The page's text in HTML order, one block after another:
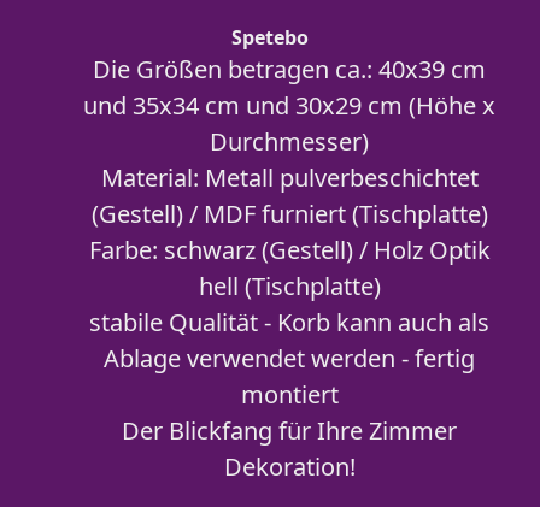
Spetebo
Die Größen betragen ca.: 40x39 cm
und 35x34 cm und 30x29 cm (Höhe x
Durchmesser)
Material: Metall pulverbeschichtet
(Gestell) / MDF furniert (Tischplatte)
Farbe: schwarz (Gestell) / Holz Optik
hell (Tischplatte)
stabile Qualität - Korb kann auch als
Ablage verwendet werden - fertig
montiert
Der Blickfang für Ihre Zimmer
Dekoration!